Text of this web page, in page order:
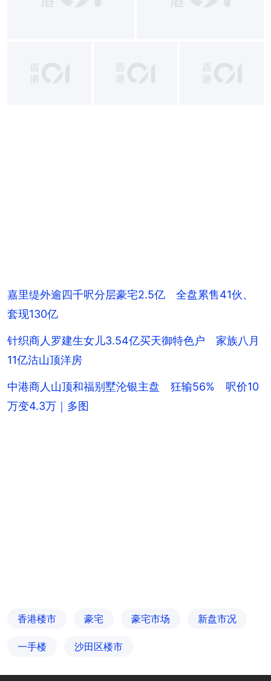
嘉里缇外逾四千呎分层豪宅2.5亿 全盘累售41伙、
套现130亿
针织商人罗建生女儿3.54亿买天御特色户 家族八月
11亿沽山顶洋房
中港商人山顶和福别墅沦银主盘 狂输56% 呎价10
万变4.3万｜多图
香港楼市 豪宅 豪宅市场 新盘市况
一手楼 沙田区楼市